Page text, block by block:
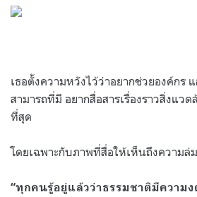
เธอตั้งความหวังไว้ว่าอยากช่วยองค์กร
สามารถที่มี อยากสื่อสารเรื่องราวสิ่งแว
ที่สุด
โดยเฉพาะกับภาพที่สื่อให้เห็นถึงความล่
“ทุกคนรู้อยู่แล้วว่าธรรมชาติมีความง